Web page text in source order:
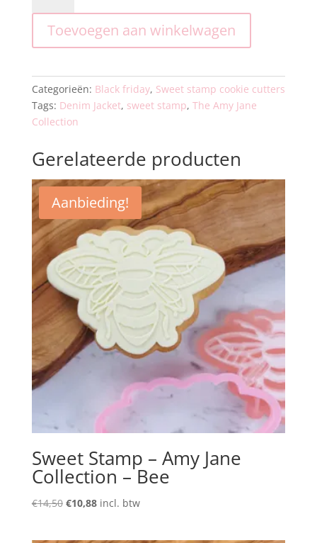
-
Amy
Jane
-
Denim
Jacket
aantal
Toevoegen aan winkelwagen
Categorieën: Black friday, Sweet stamp cookie cutters
Tags: Denim Jacket, sweet stamp, The Amy Jane
Collection
Gerelateerde producten
Aanbieding!
Sweet Stamp – Amy Jane
Collection – Bee
€14,50 Oorspronkelijke
€10,88Huidige
incl. btw